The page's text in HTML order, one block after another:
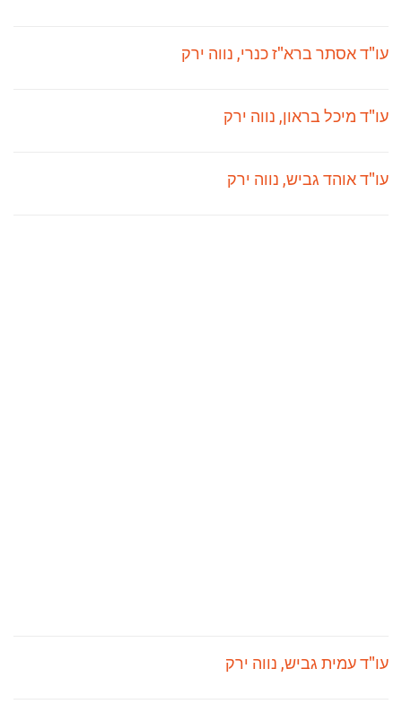
עו"ד אסתר ברא"ז כנרי, נווה ירק
עו"ד מיכל בראון, נווה ירק
עו"ד אוהד גביש, נווה ירק
עו"ד עמית גביש, נווה ירק